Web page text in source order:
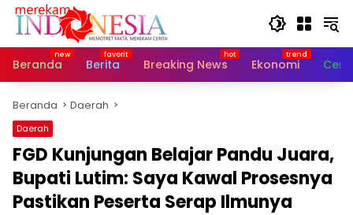
Langsung
Beranda
Berita Breaking News Ekonomi
Beranda Daerah
Daerah
FGD Kunjungan Belajar Pandu Juara,
Bupati Lutim: Saya Kawal Prosesnya
Pastikan Peserta Serap Ilmunya